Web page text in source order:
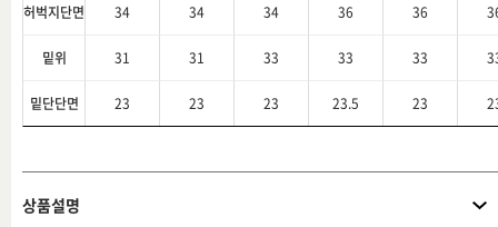
허벅지단면 34 34 34 36 36
밑위 31 31 33 33 33
밑단단면 23 23 23 23.5 23
상품설명